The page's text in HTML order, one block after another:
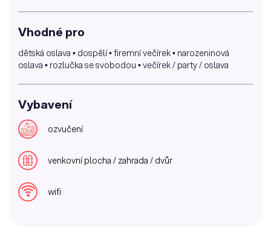
Vhodné pro
dětská oslava • dospělí • firemní večírek • narozeninová
oslava • rozlučka se svobodou • večírek / party / oslava
Vybavení
ozvučení
venkovní plocha / zahrada / dvůr
wifi